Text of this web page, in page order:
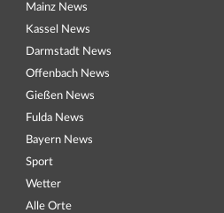
Mainz News
Kassel News
Darmstadt News
Offenbach News
Gießen News
Fulda News
Bayern News
Sport
Wetter
Alle Orte